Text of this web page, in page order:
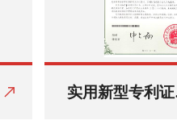
实用新型专利证